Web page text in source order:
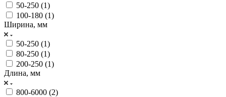
50-250 (1)
100-180 (1)
Ширина, мм
50-250 (1)
80-250 (1)
200-250 (1)
Длина, мм
800-6000 (2)